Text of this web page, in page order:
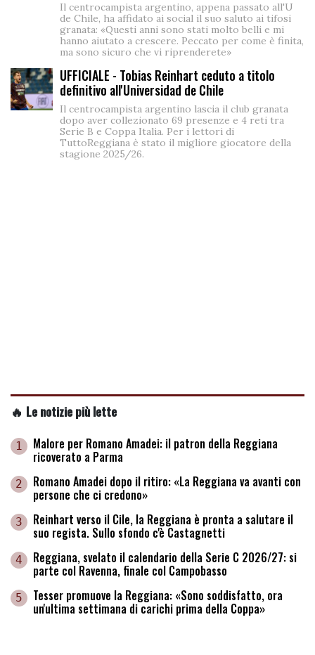
Il centrocampista argentino, appena passato all'U
de Chile, ha affidato ai social il suo saluto ai tifosi
granata: «Questi anni sono stati molto belli e mi
hanno aiutato a crescere. Peccato per come è finita,
ma sono sicuro che vi riprenderete»
UFFICIALE - Tobias Reinhart ceduto a titolo
definitivo all'Universidad de Chile
Il centrocampista argentino lascia il club granata
dopo aver collezionato 69 presenze e 4 reti tra
Serie B e Coppa Italia. Per i lettori di
TuttoReggiana è stato il migliore giocatore della
stagione 2025/26.
🔥 Le notizie più lette
1 Malore per Romano Amadei: il patron della Reggiana
ricoverato a Parma
2 Romano Amadei dopo il ritiro: «La Reggiana va avanti con
persone che ci credono»
3 Reinhart verso il Cile, la Reggiana è pronta a salutare il
suo regista. Sullo sfondo c'è Castagnetti
4 Reggiana, svelato il calendario della Serie C 2026/27: si
parte col Ravenna, finale col Campobasso
5 Tesser promuove la Reggiana: «Sono soddisfatto, ora
un'ultima settimana di carichi prima della Coppa»